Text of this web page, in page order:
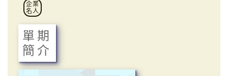
企業
名人
單期
簡介